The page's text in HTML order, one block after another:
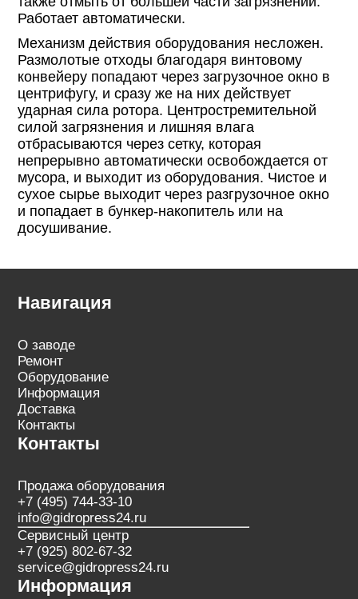
Работает автоматически.
Механизм действия оборудования несложен.
Размолотые отходы благодаря винтовому
конвейеру попадают через загрузочное окно в
центрифугу, и сразу же на них действует
ударная сила ротора. Центростремительной
силой загрязнения и лишняя влага
отбрасываются через сетку, которая
непрерывно автоматически освобождается от
мусора, и выходит из оборудования. Чистое и
сухое сырье выходит через разгрузочное окно
и попадает в бункер-накопитель или на
досушивание.
Навигация
О заводе
Ремонт
Оборудование
Информация
Доставка
Контакты
Контакты
Продажа оборудования
+7 (495) 744-33-10
info@gidropress24.ru
Сервисный центр
+7 (925) 802-67-32
service@gidropress24.ru
Информация